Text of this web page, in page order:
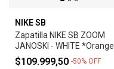
NIKE SB
Zapatilla NIKE SB ZOOM
JANOSKI - WHITE *Orange
Label*
$109.999,50 -50% OFF